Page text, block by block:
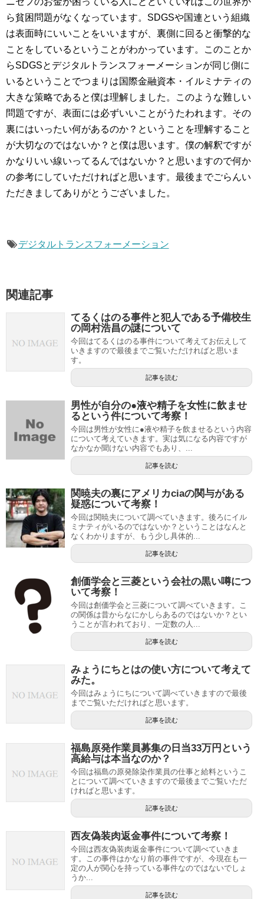
ら貧困問題がなくなっています。SDGSや国連という組織
は表面時にいいことをいいますが、裏側に回ると衝撃的な
ことをしているということがわかっています。このことか
らSDGSとデジタルトランスフォーメーションが同じ側に
いるということでつまりは国際金融資本・イルミナティの
大きな策略であると僕は理解しました。このような難しい
問題ですが、表面には必ずいいことがうたわれます。その
裏にはいったい何があるのか？ということを理解すること
が大切なのではないか？と僕は思います。僕の解釈ですが
かなりいい線いってるんではないか？と思いますので何か
の参考にしていただければと思います。最後までごらんい
ただきましてありがとうございました。
デジタルトランスフォーメーション
関連記事
てるくはのる事件と犯人である予備校生
の岡村浩昌の謎について
今回はてるくはのる事件について考えてお伝えして
いきますので最後までご覧いただければと思いま
す。
記事を読む
男性が自分の●液や精子を女性に飲ませ
るという件について考察！
今回は男性が女性に●液や精子を飲ませるという内容
について考えていきます。実は気になる内容ですが
なかなか聞けない内容でもあり、...
記事を読む
関暁夫の裏にアメリカciaの関与がある
疑惑について考察！
今回は関暁夫について調べていきます。後ろにイル
ミナティがいるのではないか？ということはなんと
なくわかりますが、もう少し具体的...
記事を読む
創価学会と三菱という会社の黒い噂につ
いて考察！
今回は創価学会と三菱について調べていきます。こ
の関係は昔からなにかしらあるのではないか？とい
うことが言われており、一定数の人...
記事を読む
みょうにちとはの使い方について考えて
みた。
今回はみょうにちについて調べていきますので最後
までご覧いただければと思います。
記事を読む
福島原発作業員募集の日当33万円という
高給与は本当なのか？
今回は福島の原発除染作業員の仕事と給料というこ
とについて調べていきますので最後までご覧いただ
ければと思います。
記事を読む
西友偽装肉返金事件について考察！
今回は西友偽装肉返金事件について調べていきま
す。この事件はかなり前の事件ですが、今現在も一
定の人が関心を持っている事件なのではないでしょ
うか...
記事を読む